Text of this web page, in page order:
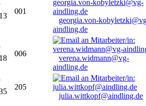
001
georgia.von-
aindling.de
006
verena.widmann@vg-
aindling.de
205
julia.wittkopf@aindling.de